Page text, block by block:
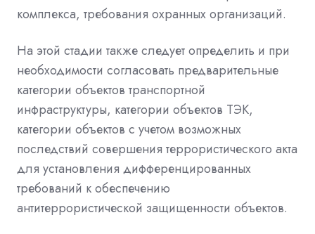
комплекса, требования охранных организаций.
На этой стадии также следует определить и при
необходимости согласовать предварительные
категории объектов транспортной
инфраструктуры, категории объектов ТЭК,
категории объектов с учетом возможных
последствий совершения террористического акта
для установления дифференцированных
требований к обеспечению
антитеррористической защищенности объектов.